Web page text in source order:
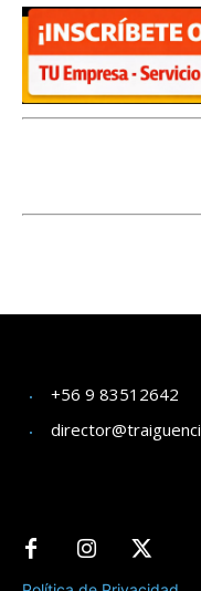
+56 9 83512642